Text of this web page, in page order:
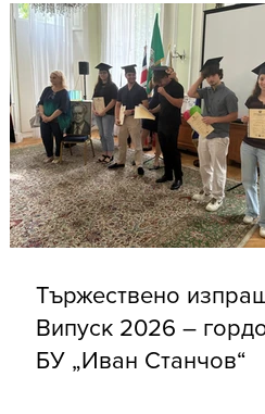
Тържествено
Випуск 2026 –
БУ „Иван Станчов“